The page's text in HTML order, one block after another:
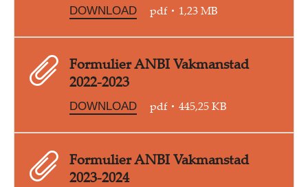
DOWNLOAD pdf 1,23 MB
Formulier ANBI Vakmanstad
2022-2023
DOWNLOAD pdf 445,25 KB
Formulier ANBI Vakmanstad
2023-2024